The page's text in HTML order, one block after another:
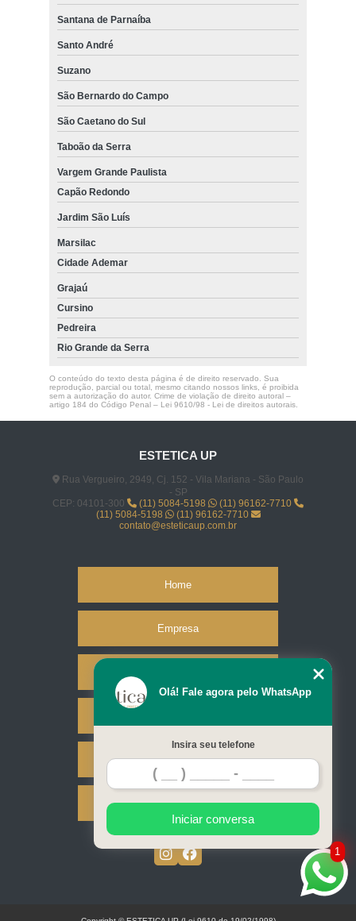
Santana de Parnaíba
Santo André
Suzano
São Bernardo do Campo
São Caetano do Sul
Taboão da Serra
Vargem Grande Paulista
Capão Redondo
Jardim São Luís
Marsilac
Cidade Ademar
Grajaú
Cursino
Pedreira
Rio Grande da Serra
O conteúdo do texto desta página é de direito reservado. Sua
reprodução, parcial ou total, mesmo citando nossos links, é proibida
sem a autorização do autor. Crime de violação de direito autoral –
artigo 184 do Código Penal – Lei 9610/98 - Lei de direitos autorais.
ESTETICA UP
Rua Vergueiro, 2949, Cj. 152 - Vila Mariana - São Paulo
- SP
CEP: 04101-300
(11) 5084-5198
(11) 96162-7710
(11) 5084-5198
(11) 96162-7710
contato@esteticaup.com.br
Home
Empresa
Contato
Mapa do site
1
Olá! Fale agora pelo WhatsApp
Insira seu telefone
Iniciar conversa